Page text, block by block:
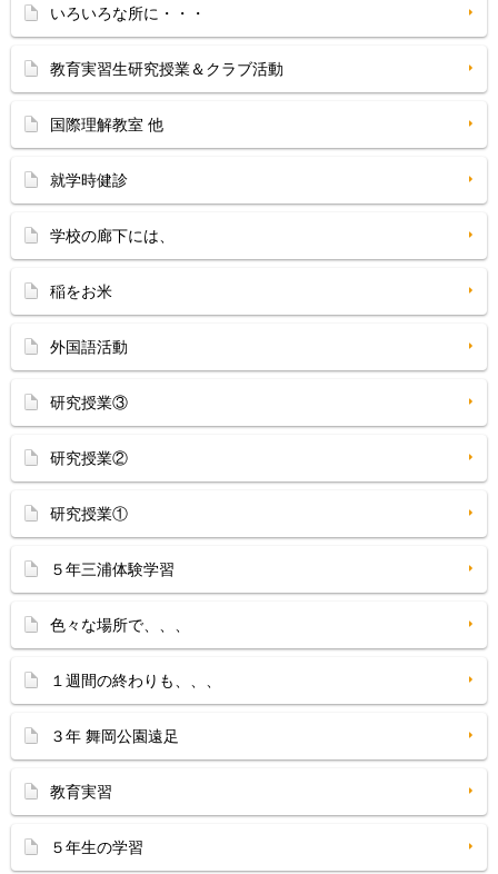
いろいろな所に・・・
教育実習生研究授業＆クラブ活動
国際理解教室 他
就学時健診
学校の廊下には、
稲をお米
外国語活動
研究授業③
研究授業②
研究授業①
５年三浦体験学習
色々な場所で、、、
１週間の終わりも、、、
３年 舞岡公園遠足
教育実習
５年生の学習